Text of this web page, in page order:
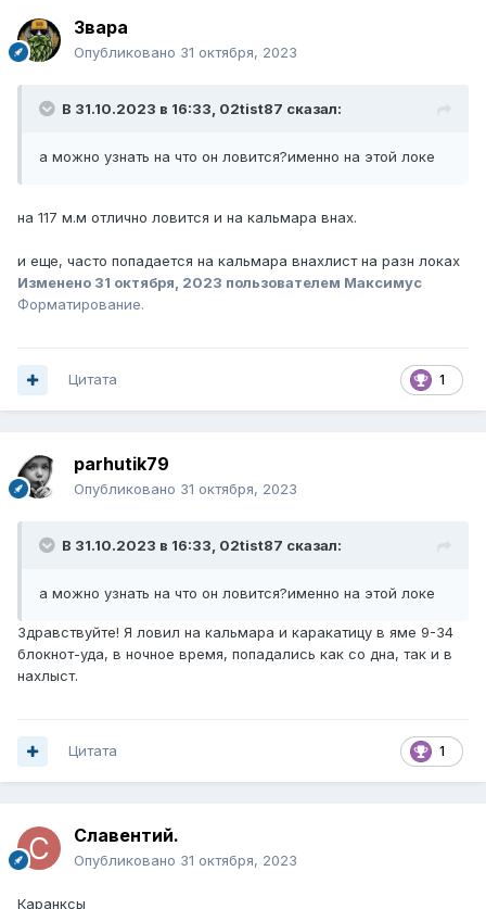
Звара
Опубликовано 31 октября, 2023
В 31.10.2023 в 16:33, 02tist87 сказал:
а можно узнать на что он ловится?именно на этой локе
на 117 м.м отлично ловится и на кальмара внах.
и еще, часто попадается на кальмара внахлист на разн локах
Изменено 31 октября, 2023 пользователем Максимус
Форматирование.
1
Цитата
parhutik79
Опубликовано 31 октября, 2023
В 31.10.2023 в 16:33, 02tist87 сказал:
а можно узнать на что он ловится?именно на этой локе
Здравствуйте! Я ловил на кальмара и каракатицу в яме 9-34
блокнот-уда, в ночное время, попадались как со дна, так и в
нахлыст.
1
Цитата
Славентий.
Опубликовано 31 октября, 2023
Каранксы